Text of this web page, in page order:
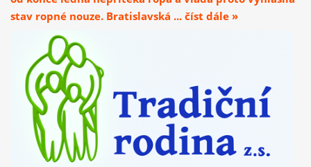
stav ropné nouze. Bratislavská ... číst dále »